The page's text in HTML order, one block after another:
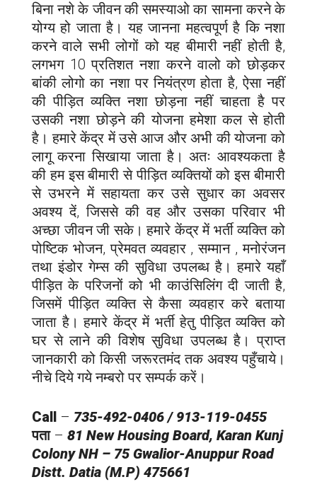
बिना नशे के जीवन की समस्याओ का सामना करने के
योग्य हो जाता है। यह जानना महत्वपूर्ण है कि नशा
करने वाले सभी लोगों को यह बीमारी नहीं होती है,
लगभग 10 प्रतिशत नशा करने वालो को छोड़कर
बांकी लोगो का नशा पर नियंत्रण होता है, ऐसा नहीं
की पीड़ित व्यक्ति नशा छोड़ना नहीं चाहता है पर
उसकी नशा छोड़ने की योजना हमेशा कल से होती
है। हमारे केंद्र में उसे आज और अभी की योजना को
लागू करना सिखाया जाता है। अतः आवश्यकता है
की हम इस बीमारी से पीड़ित व्यक्तियों को इस बीमारी
से उभरने में सहायता कर उसे सुधार का अवसर
अवश्य दें, जिससे की वह और उसका परिवार भी
अच्छा जीवन जी सके। हमारे केंद्र में भर्ती व्यक्ति को
पोष्टिक भोजन, प्रेमवत व्यवहार , सम्मान , मनोरंजन
तथा इंडोर गेम्स की सुविधा उपलब्ध है। हमारे यहाँ
पीड़ित के परिजनों को भी काउंसिलिंग दी जाती है,
जिसमें पीड़ित व्यक्ति से कैसा व्यवहार करे बताया
जाता है। हमारे केंद्र में भर्ती हेतु पीड़ित व्यक्ति को
घर से लाने की विशेष सुविधा उपलब्ध है। प्राप्त
जानकारी को किसी जरूरतमंद तक अवश्य पहुँचाये।
नीचे दिये गये नम्बरो पर सम्पर्क करें।
Call – 735-492-0406 / 913-119-0455
पता– 81 New Housing Board, Karan Kunj
Colony NH – 75 Gwalior-Anuppur Road
Distt. Datia (M.P) 475661